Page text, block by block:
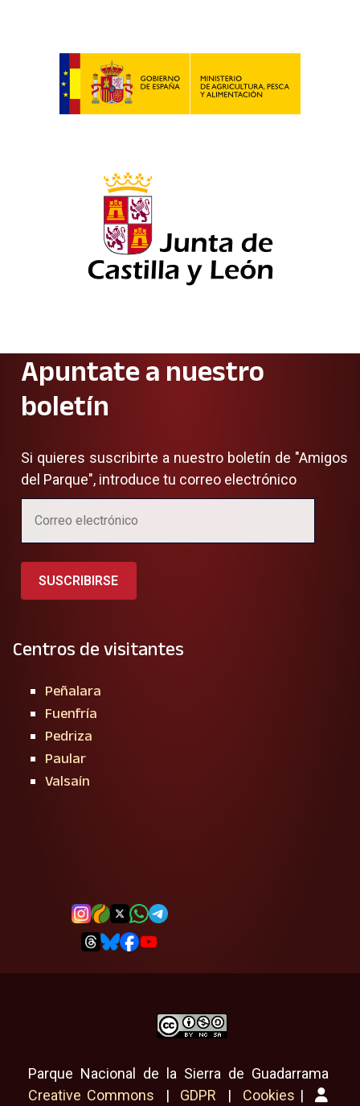
Apuntate a nuestro
boletín
Si quieres suscribirte a nuestro boletín de "Amigos
del Parque", introduce tu correo electrónico
SUSCRIBIRSE
Centros de visitantes
Peñalara
Fuenfría
Pedriza
Paular
Valsaín
Parque Nacional de la Sierra de Guadarrama
Creative Commons | GDPR | Cookies |